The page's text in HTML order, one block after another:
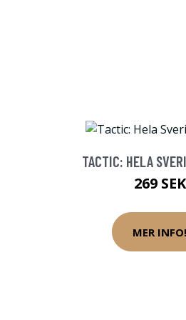
TACTIC: HELA
269 SEK
MER INFO!